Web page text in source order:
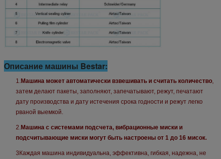
Описание машины Bestar:
1. Машина может автоматически взвешивать и считать количество
затем делают пакеты, заполняют, запечатывают, режут, печатают
дату производства и дату истечения срока годности и режут легко
рваной выемкой.
2. Машина с системами подсчета, вибрационные миски и
подсчитывающие миски могут быть настроены от 1 до 16 мисок.
3Каждая машина индивидуальна, эффективна, гибкая, надежна, не